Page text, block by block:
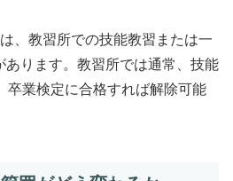
、教習所での技能教習または一
あります。教習所では通常、技能
卒業検定に合格すれば解除可能